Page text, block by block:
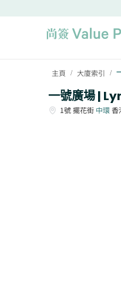
主頁 / 大廈索引 /
一號廣場 |
1號擺花街 中環香